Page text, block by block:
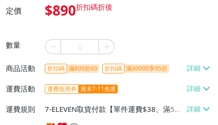
定價 $890
數量
商品活動 折扣碼 滿800折60 折扣碼 滿30000享95折
運費活動 運費抵用券 週末7-11免運
運費規則
7-ELEVEN取貨付款【單件運費$38、滿5件
或消費滿$1298免運費】、7-ELEVEN取貨